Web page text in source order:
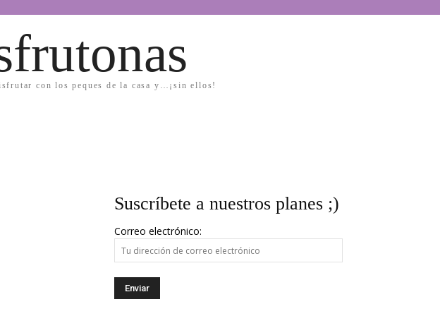
con los peques de la casa y…¡sin ellos!
Suscríbete a nuestros planes ;)
Correo electrónico: